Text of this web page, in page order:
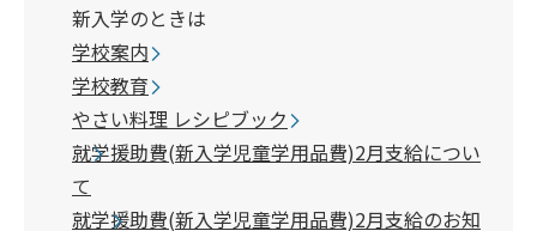
新入学のときは
学校案内
学校教育
やさい料理 レシピブック
就学援助費(新入学児童学用品費)2月支給につい
て
就学援助費(新入学児童学用品費)2月支給のお知